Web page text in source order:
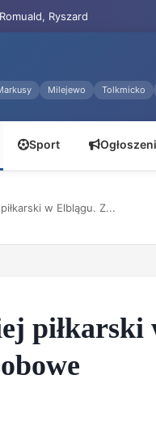
Ryszard
Milejewo Tolkmicko
Sport
w Elblągu. Z...
piłkarski